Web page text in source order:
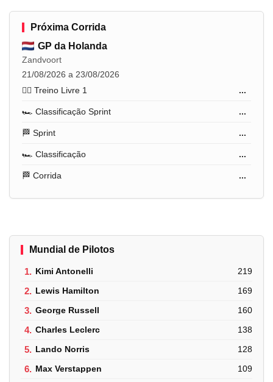
Próxima Corrida
GP da Holanda
Zandvoort
21/08/2026 a 23/08/2026
🏋️‍♂️ Treino Livre 1
...
🏎️ Classificação Sprint ...
🏁 Sprint ...
🏎️ Classificação ...
🏁 Corrida ...
Mundial de Pilotos
1. Kimi Antonelli 219
2. Lewis Hamilton 169
3. George Russell 160
4. Charles Leclerc 138
5. Lando Norris 128
6. Max Verstappen 109